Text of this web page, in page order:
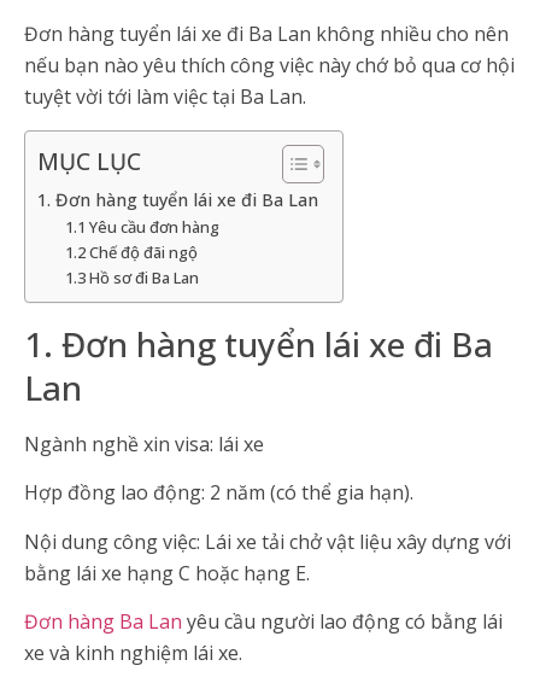
Đơn hàng tuyển lái xe đi Ba Lan không nhiều cho nên
nếu bạn nào yêu thích công việc này chớ bỏ qua cơ hội
tuyệt vời tới làm việc tại Ba Lan.
MỤC LỤC
1. Đơn hàng tuyển lái xe đi Ba Lan
1.1 Yêu cầu đơn hàng
1.2 Chế độ đãi ngộ
1.3 Hồ sơ đi Ba Lan
1. Đơn hàng tuyển lái xe đi Ba
Lan
Ngành nghề xin visa: lái xe
Hợp đồng lao động: 2 năm (có thể gia hạn).
Nội dung công việc: Lái xe tải chở vật liệu xây dựng với
bằng lái xe hạng C hoặc hạng E.
Đơn hàng Ba Lan yêu cầu người lao động có bằng lái
xe và kinh nghiệm lái xe.